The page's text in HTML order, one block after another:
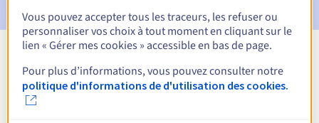
Voir toutes les extensions
Vous pouvez accepter tous les traceurs, les refuser ou
personnaliser vos choix à tout moment en cliquant sur le
lien « Gérer mes cookies » accessible en bas de page.
Pour plus d’informations, vous pouvez consulter notre
politique d'informations de d'utilisation des cookies.